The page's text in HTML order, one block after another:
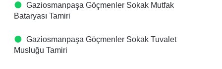
Gaziosmanpaşa Göçmenler Sokak Mutfak
Bataryası Tamiri
Gaziosmanpaşa Göçmenler Sokak Tuvalet
Musluğu Tamiri